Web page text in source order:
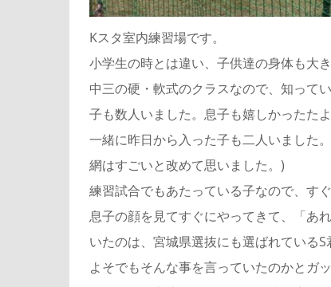
Kスタ室内練習場です。
小学生の時とは違い、子供達の身体も大
中三の硬・軟式のクラスなので、知って
子も数人いました。息子も嬉しかったたよ
一緒に昨日から入った子も二人いました
網はすごいと改めて思いました。)
練習試合でもあたっている子なので、す
息子の顔を見てすぐにやってきて、「あ
いたのは、宮城県選抜にも選ばれているS
よそでもそんな事を言っていたのかとガ